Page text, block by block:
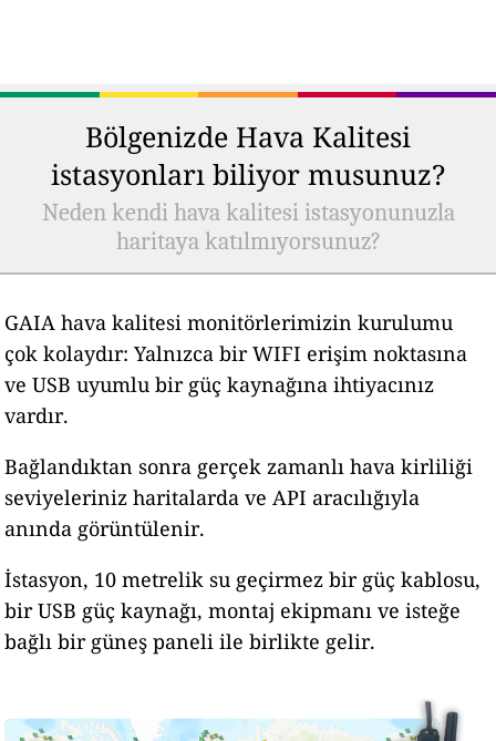
Bölgenizde Hava Kalitesi
istasyonları biliyor musunuz?
Neden kendi hava kalitesi istasyonunuzla
haritaya katılmıyorsunuz?
GAIA hava kalitesi monitörlerimizin kurulumu
çok kolaydır: Yalnızca bir WIFI erişim noktasına
ve USB uyumlu bir güç kaynağına ihtiyacınız
vardır.
Bağlandıktan sonra gerçek zamanlı hava kirliliği
seviyeleriniz haritalarda ve API aracılığıyla
anında görüntülenir.
İstasyon, 10 metrelik su geçirmez bir güç kablosu,
bir USB güç kaynağı, montaj ekipmanı ve isteğe
bağlı bir güneş paneli ile birlikte gelir.